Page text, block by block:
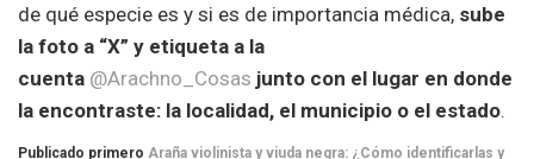
de qué especie es y si es de importancia médica, sube
la foto a “X” y etiqueta a la
cuenta @Arachno_Cosas junto con el lugar en donde
la encontraste: la localidad, el municipio o el estado.
Publicado primero Araña violinista y viuda negra: ¿Cómo identificarlas y